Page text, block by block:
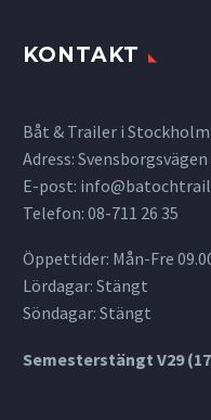
KONTAKT
Båt & Trailer i Stockholm
Adress:
E-post:
Telefon: 08-711 26 35
Öppettider: Mån-Fre
Lördagar: Stängt
Söndagar: Stängt
Semesterstängt V29